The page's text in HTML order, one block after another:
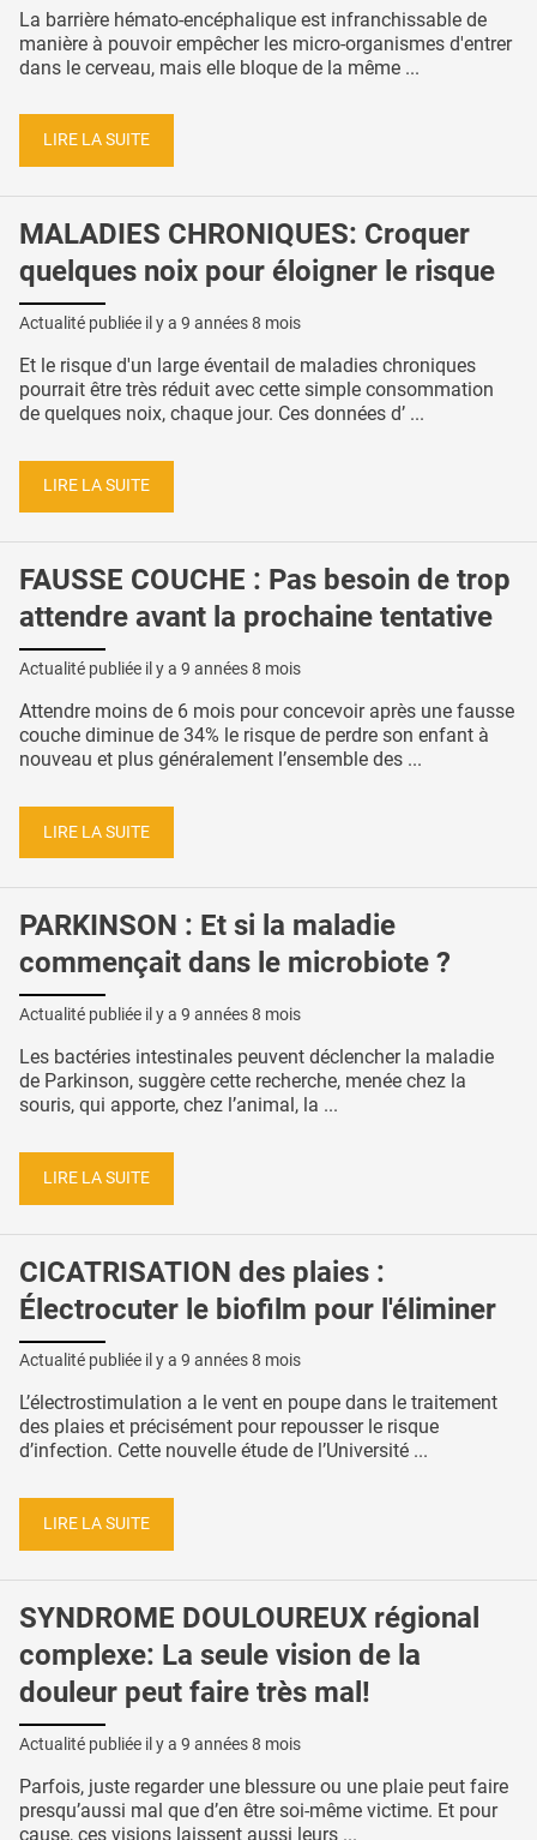
La barrière hémato-encéphalique est infranchissable de
manière à pouvoir empêcher les micro-organismes d'entrer
dans le cerveau, mais elle bloque de la même ...
LIRE LA SUITE
MALADIES CHRONIQUES: Croquer
quelques noix pour éloigner le risque
Actualité publiée il y a 9 années 8 mois
Et le risque d'un large éventail de maladies chroniques
pourrait être très réduit avec cette simple consommation
de quelques noix, chaque jour. Ces données d’ ...
LIRE LA SUITE
FAUSSE COUCHE : Pas besoin de trop
attendre avant la prochaine tentative
Actualité publiée il y a 9 années 8 mois
Attendre moins de 6 mois pour concevoir après une fausse
couche diminue de 34% le risque de perdre son enfant à
nouveau et plus généralement l’ensemble des ...
LIRE LA SUITE
PARKINSON : Et si la maladie
commençait dans le microbiote ?
Actualité publiée il y a 9 années 8 mois
Les bactéries intestinales peuvent déclencher la maladie
de Parkinson, suggère cette recherche, menée chez la
souris, qui apporte, chez l’animal, la ...
LIRE LA SUITE
CICATRISATION des plaies :
Électrocuter le biofilm pour l'éliminer
Actualité publiée il y a 9 années 8 mois
L’électrostimulation a le vent en poupe dans le traitement
des plaies et précisément pour repousser le risque
d’infection. Cette nouvelle étude de l’Université ...
LIRE LA SUITE
SYNDROME DOULOUREUX régional
complexe: La seule vision de la
douleur peut faire très mal!
Actualité publiée il y a 9 années 8 mois
Parfois, juste regarder une blessure ou une plaie peut faire
presqu’aussi mal que d’en être soi-même victime. Et pour
cause, ces visions laissent aussi leurs ...